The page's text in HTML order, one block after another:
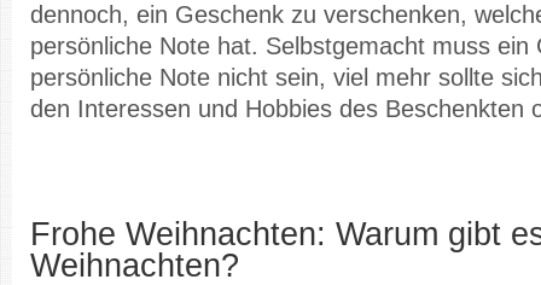
dennoch, ein Geschenk zu verschenken,
persönliche Note hat. Selbstgemacht muss ein
persönliche Note nicht sein, viel mehr sollte
den Interessen und Hobbies des Beschenkten
Frohe Weihnachten: Warum gibt
Weihnachten?